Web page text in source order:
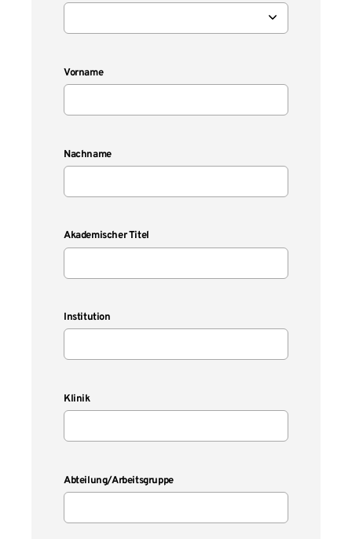
Vorname
Nachname
Akademischer Titel
Institution
Klinik
Abteilung/Arbeitsgruppe